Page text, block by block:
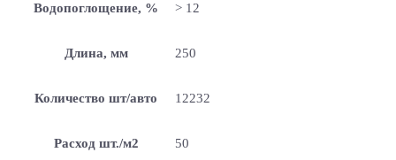
Водопоглощение, % > 12
Длина, мм 250
Количество шт/авто 12232
Расход шт./м2 50